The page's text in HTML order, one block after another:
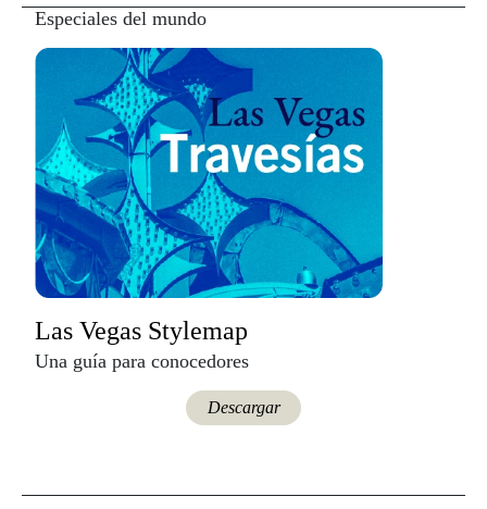
Especiales del mundo
Las Vegas Stylemap
Una guía para conocedores
Descargar